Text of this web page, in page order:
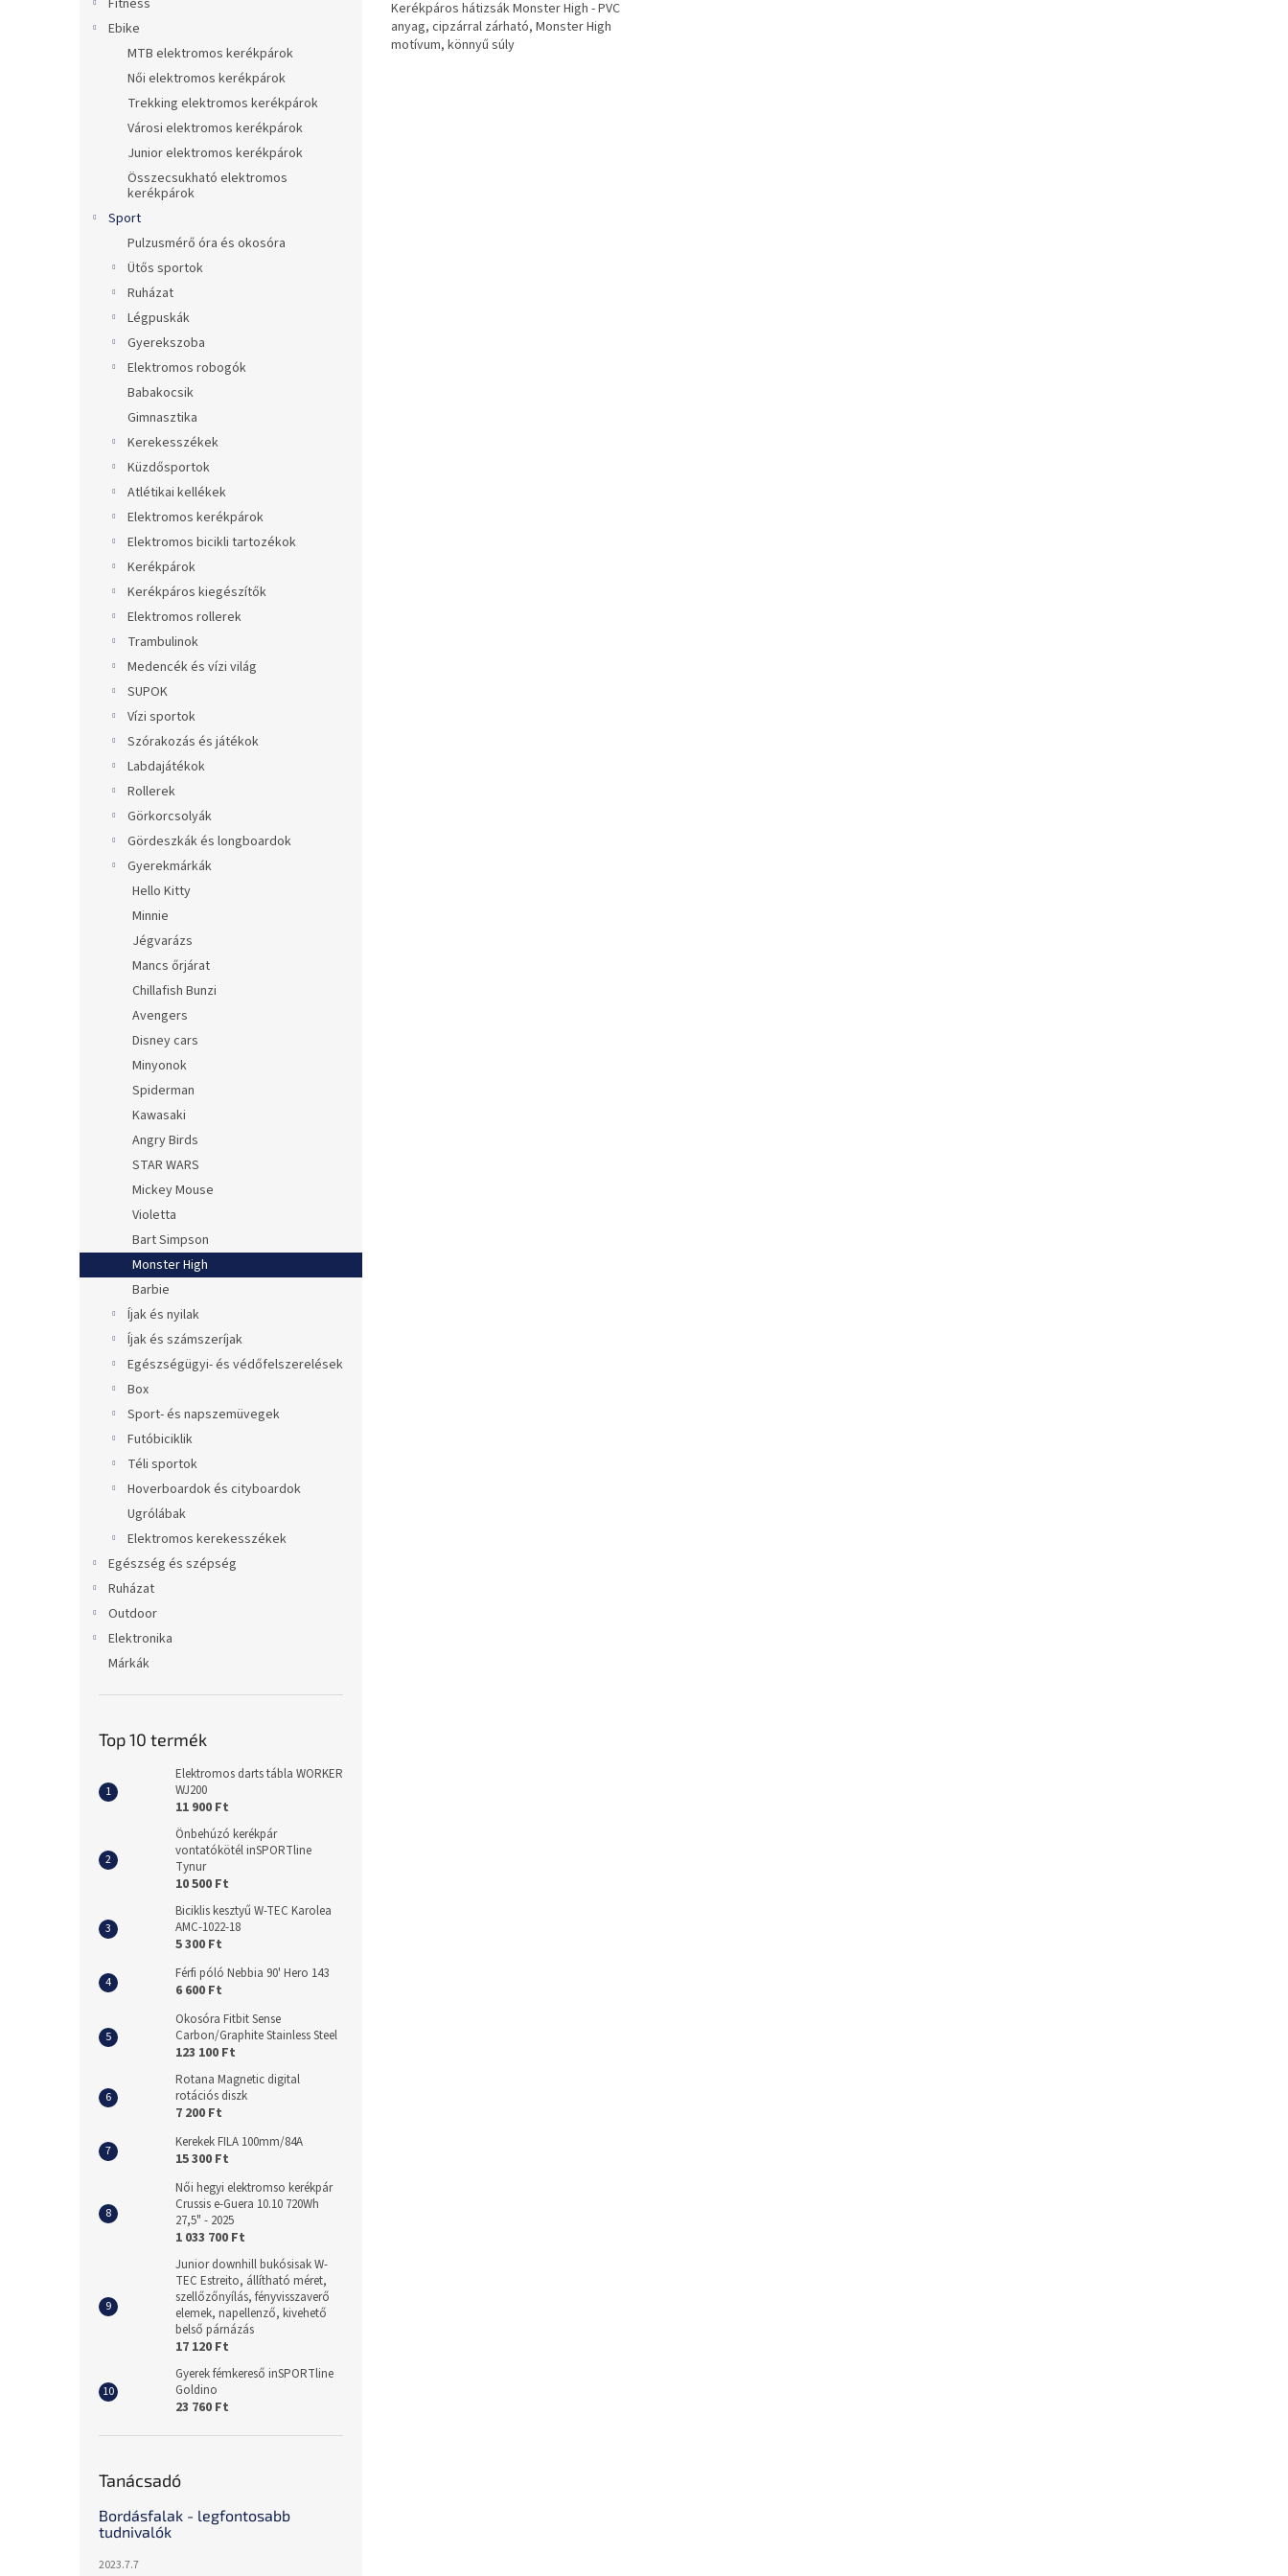
Fitness
Ebike
MTB elektromos kerékpárok
Női elektromos kerékpárok
Trekking elektromos kerékpárok
Városi elektromos kerékpárok
Junior elektromos kerékpárok
Összecsukható elektromos
kerékpárok
Sport
Pulzusmérő óra és okosóra
Ütős sportok
Ruházat
Légpuskák
Gyerekszoba
Elektromos robogók
Babakocsik
Gimnasztika
Kerekesszékek
Küzdősportok
Atlétikai kellékek
Elektromos kerékpárok
Elektromos bicikli tartozékok
Kerékpárok
Kerékpáros kiegészítők
Elektromos rollerek
Trambulinok
Medencék és vízi világ
SUPOK
Vízi sportok
Szórakozás és játékok
Labdajátékok
Rollerek
Görkorcsolyák
Gördeszkák és longboardok
Gyerekmárkák
Hello Kitty
Minnie
Jégvarázs
Mancs őrjárat
Chillafish Bunzi
Avengers
Disney cars
Minyonok
Spiderman
Kawasaki
Angry Birds
STAR WARS
Mickey Mouse
Violetta
Bart Simpson
Monster High
Barbie
Íjak és nyilak
Íjak és számszeríjak
Egészségügyi- és védőfelszerelések
Box
Sport- és napszemüvegek
Futóbiciklik
Téli sportok
Hoverboardok és cityboardok
Ugrólábak
Elektromos kerekesszékek
Egészség és szépség
Ruházat
Outdoor
Elektronika
Márkák
Top 10 termék
Elektromos darts tábla WORKER
WJ200
11 900 Ft
Önbehúzó kerékpár
vontatókötél inSPORTline
Tynur
10 500 Ft
Biciklis kesztyű W-TEC Karolea
AMC-1022-18
5 300 Ft
Férfi póló Nebbia 90' Hero 143
6 600 Ft
Okosóra Fitbit Sense
Carbon/Graphite Stainless Steel
123 100 Ft
Rotana Magnetic digital
rotációs diszk
7 200 Ft
Kerekek FILA 100mm/84A
15 300 Ft
Női hegyi elektromso kerékpár
Crussis e-Guera 10.10 720Wh
27,5" - 2025
1 033 700 Ft
Junior downhill bukósisak W-
TEC Estreito, állítható méret,
szellőzőnyílás, fényvisszaverő
elemek, napellenző, kivehető
belső párnázás
17 120 Ft
Gyerek fémkereső inSPORTline
Goldino
23 760 Ft
Tanácsadó
Bordásfalak - legfontosabb
tudnivalók
2023.7.7
Kerékpáros hátizsák Monster High - PVC
anyag, cipzárral zárható, Monster High
motívum, könnyű súly